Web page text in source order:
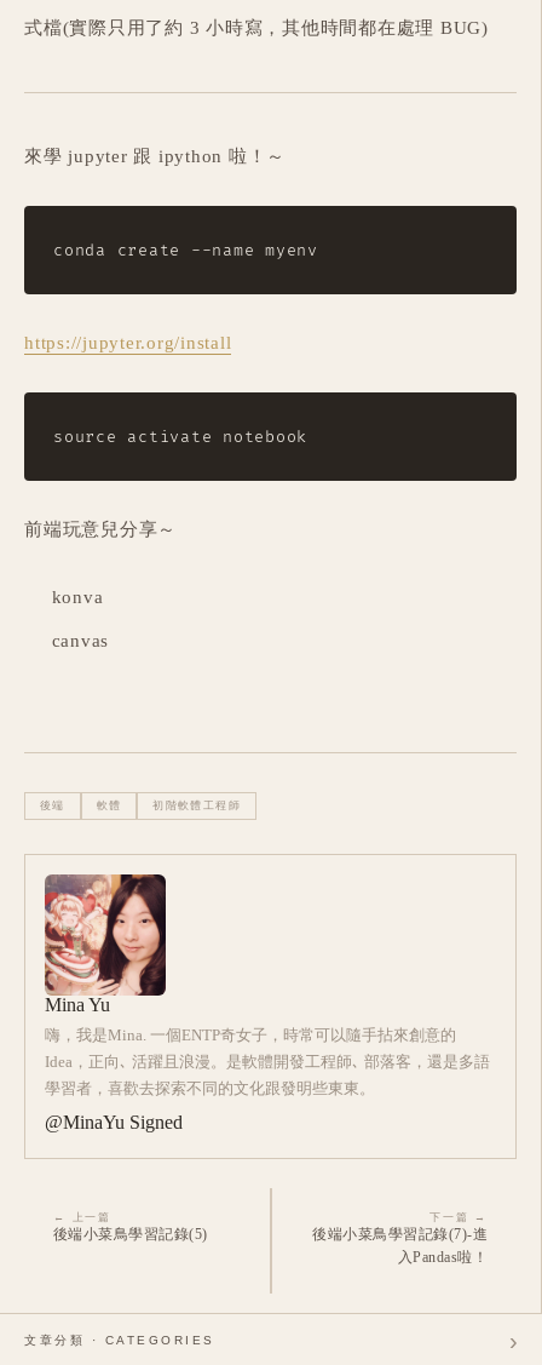
式檔(實際只用了約 3 小時寫，其他時間都在處理 BUG)
來學 jupyter 跟 ipython 啦！～
https://jupyter.org/install
前端玩意兒分享～
konva
canvas
後端 軟體 初階軟體工程師
Mina Yu
嗨，我是Mina. 一個ENTP奇女子，時常可以隨手拈來創意的
Idea，正向､ 活躍且浪漫。是軟體開發工程師､ 部落客，還是多語
學習者，喜歡去探索不同的文化跟發明些東東。
@MinaYu Signed
← 上一篇
後端小菜鳥學習記錄(5)
下一篇 →
後端小菜鳥學習記錄(7)-進
入Pandas啦！
文章分類 · CATEGORIES ›